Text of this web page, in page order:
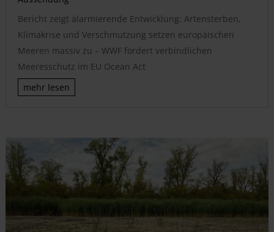
Bericht zeigt alarmierende Entwicklung: Artensterben,
Klimakrise und Verschmutzung setzen europäischen
Meeren massiv zu – WWF fordert verbindlichen
Meeresschutz im EU Ocean Act
mehr lesen